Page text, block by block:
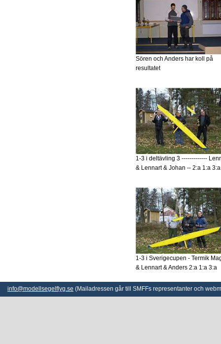
Sören och Anders har koll på
resultatet
1-3 i deltävling 3 -------------
& Lennart & Johan -- 2:a 1:a 3:a
1-3 i Sverigecupen - Termik
& Lennart & Anders 2:a 1:a 3:a
info@modellsegelflyg.se (Mailadressen går till SMFFs representanter och